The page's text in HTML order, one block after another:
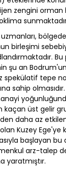
zengini orman
birleşimi
şu an
spekülatif tepe
sahip
kaçan üst gelir
daha az
Kuzey Ege'ye
başlayan
arz-talep
yaratmıştır.